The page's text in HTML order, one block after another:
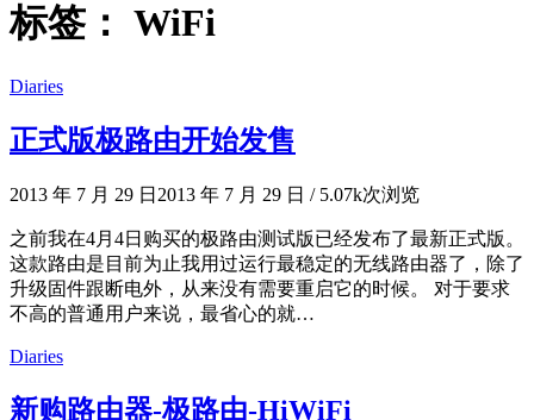
标签： WiFi
Diaries
正式版极路由开始发售
2013 年 7 月 29 日 2013 年 7 月 29 日 /5.07k次浏览
之前我在4月4日购买的极路由测试版已经发布了最新正式版。
这款路由是目前为止我用过运行最稳定的无线路由器了，除了
升级固件跟断电外，从来没有需要重启它的时候。 对于要求
不高的普通用户来说，最省心的就…
Diaries
新购路由器-极路由-HiWiFi